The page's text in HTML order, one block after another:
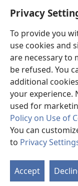
Privacy
To provide you
use cookies and
are necessary to
be refused. You
additional
your experience.
used for
Policy on Use of
You can
to Privacy
Accept
(abre
nueva
ventana)
PÜTCHIPÜLEE
(abre
una
nuevaJW Hub ®
(abre
una
nueva
ventana)
Copyright© 2026
CONDICIONES